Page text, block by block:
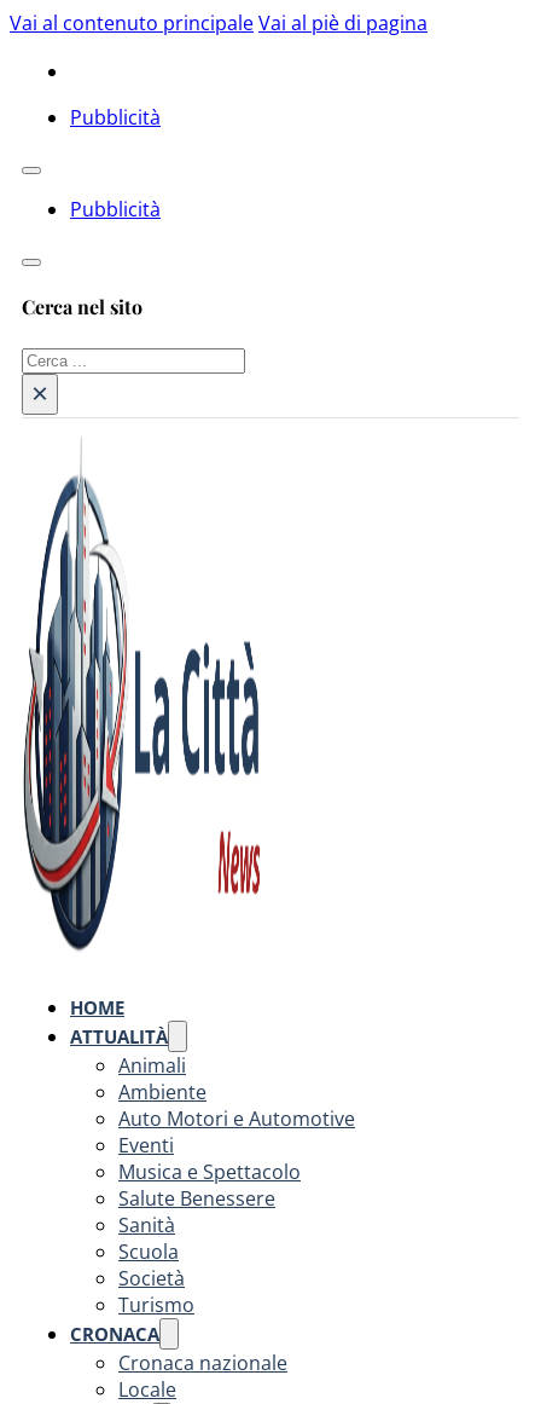
Vai al contenuto principaleVai al piè di pagina
Pubblicità
Pubblicità
Cerca nel sito
Cerca
×
HOME
ATTUALITÀ
Animali
Ambiente
Auto Motori e Automotive
Eventi
Musica e Spettacolo
Salute Benessere
Sanità
Scuola
Società
Turismo
CRONACA
Cronaca nazionale
Locale